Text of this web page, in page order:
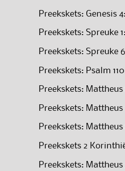
Preekskets: Genesis
Preekskets: Spreuke
Preekskets: Spreuke
Preekskets: Psalm 110
Preekskets: Mattheus
Preekskets: Mattheus
Preekskets: Mattheus
Preekskets 2
Preekskets: Mattheus